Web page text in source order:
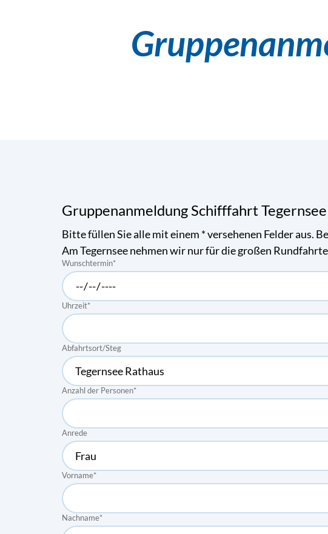
Gruppenanmeldung Schifffahrt
Bitte füllen Sie alle mit einem * versehenen Felder aus.
Am Tegernsee nehmen wir nur für die großen
Wunschtermin*
Uhrzeit*
Abfahrtsort/Steg
Anzahl der Personen*
Anrede
Vorname*
Nachname*